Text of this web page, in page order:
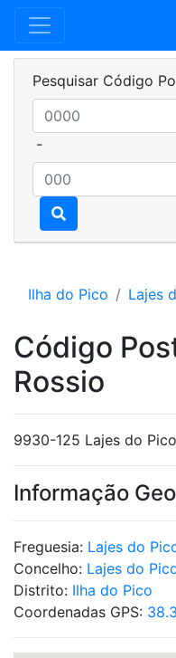
Pesquisar Código
-
Ilha do Pico Lajes
Código
Rossio
9930-125 Lajes do Pico
Informação
Freguesia: Lajes do
Concelho: Lajes do
Distrito: Ilha do Pico
Coordenadas GPS: